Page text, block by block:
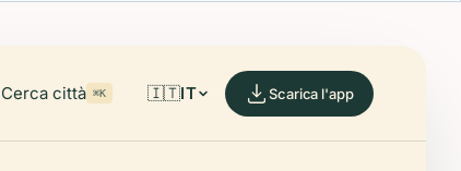
Cerca città ⌘K 🇮🇹IT Scarica l'app